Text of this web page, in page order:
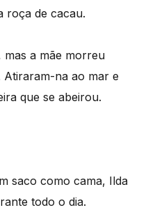
roça de cacau.
mas a mãe morreu
na ao mar e
que se abeirou.
saco como cama, Ilda
todo o dia.